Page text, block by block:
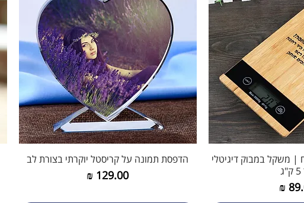
מהירה
| משקל במבוק דיגיטלי
תצוגה מהירה
הדפסת תמונה על קריסטל יוקרתי בצורת לב
מחיר‏129.00 ‏₪